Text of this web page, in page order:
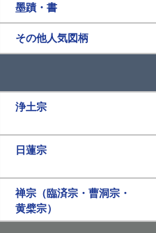
墨蹟・書
その他人気図柄
浄土宗
日蓮宗
禅宗（臨済宗・曹洞宗・
黄檗宗）